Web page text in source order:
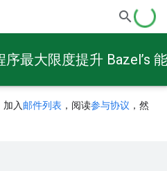
最大限度提升 Bazel’s
入 邮件列表 ，阅读参与协议 ，然